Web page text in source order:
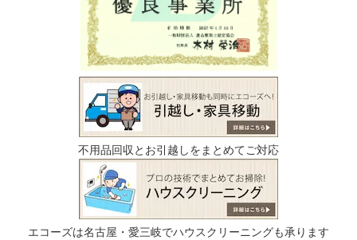
不用品回収とお引越しをまとめてご対応
エコーズは名古屋・愛三岐でハウスクリーニングも承ります